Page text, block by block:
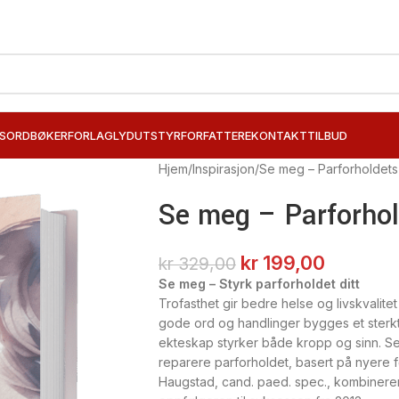
BØKERFORLAGLYDUTSTYRFORFATTEREKONTAKTTILBUD
Hjem Inspirasjon Se meg –
Se meg –
kr329,00 kr199,00
Se meg – Styrk parforholdet ditt
Trofasthet gir bedre helse og
gode ord og handlinger bygges et
ekteskap styrker både kropp og sinn.
reparere parforholdet, basert på nyere
Haugstad, cand. paed. spec.,